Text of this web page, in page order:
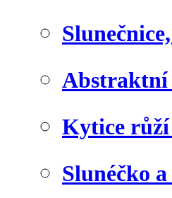
Abstraktní
Kytice
Slunéčko